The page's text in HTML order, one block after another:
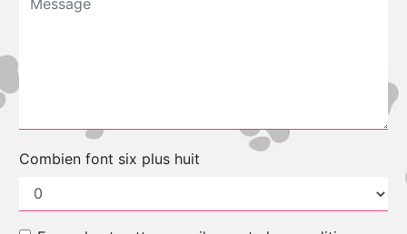
Combien font six plus huit